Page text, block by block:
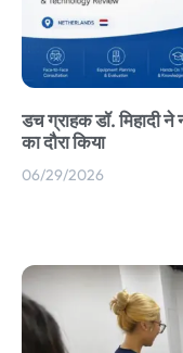
डच ग्राहक डॉ. मिहादी
का दौरा किया
06/29/2026